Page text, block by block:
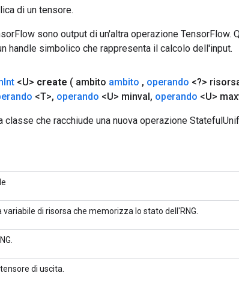
di un tensore.
sono output di un'altra operazione TensorFlow.
handle simbolico che rappresenta il calcolo dell'input.
Int <U> create ( ambito ambito , operando <?>
<T>, operando <U> minval, operando <U>
classe che racchiude una nuova operazione
variabile di risorsa che memorizza lo stato dell'RNG.
di uscita.